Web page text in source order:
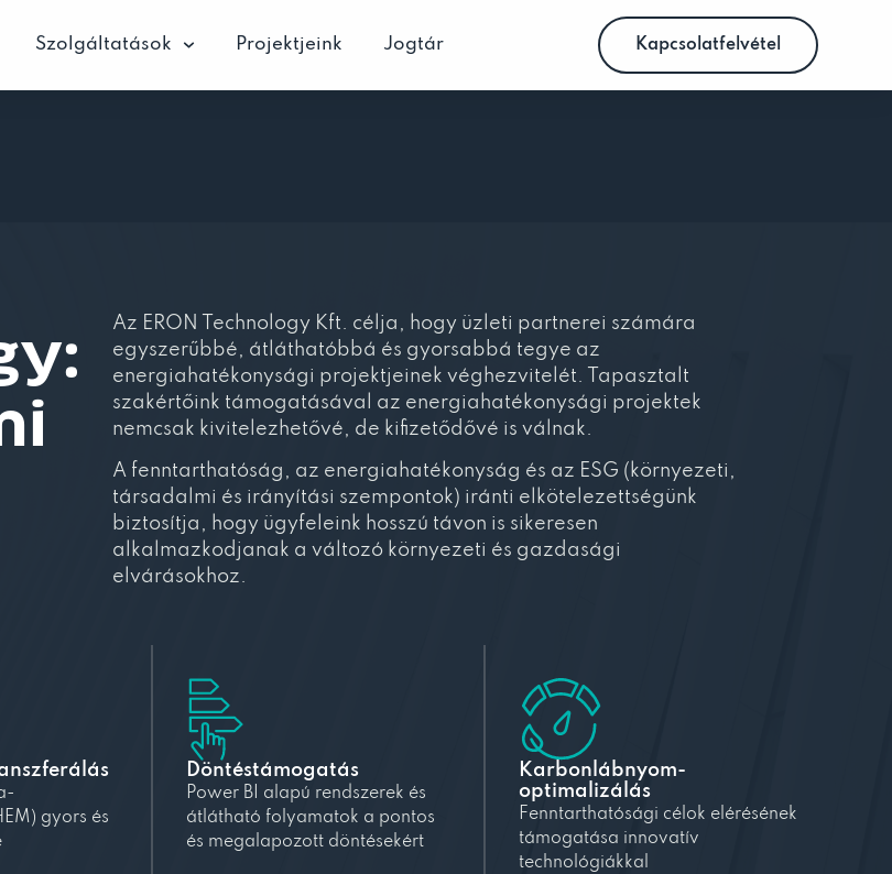
Szolgáltatások Projektjeink Jogtár Kapcsolatfelvétel
Az ERON Technology Kft. célja, hogy üzleti partnerei számára
egyszerűbbé, átláthatóbbá és gyorsabbá tegye az
energiahatékonysági projektjeinek véghezvitelét. Tapasztalt
szakértőink támogatásával az energiahatékonysági projektek
nemcsak kivitelezhetővé, de kifizetődővé is válnak.
A fenntarthatóság, az energiahatékonyság és az ESG (környezeti,
társadalmi és irányítási szempontok) iránti elkötelezettségünk
biztosítja, hogy ügyfeleink hosszú távon is sikeresen
alkalmazkodjanak a változó környezeti és gazdasági
elvárásokhoz.
gyors és
Döntéstámogatás
Power BI alapú rendszerek és
átlátható folyamatok a pontos
és megalapozott döntésekért
Karbonlábnyom-
optimalizálás
Fenntarthatósági célok elérésének
támogatása innovatív
technológiákkal